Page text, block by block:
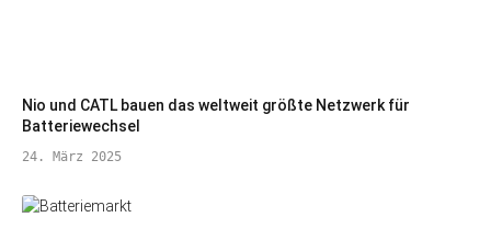
Nio und CATL bauen das weltweit größte Netzwerk für
Batteriewechsel
24. März 2025